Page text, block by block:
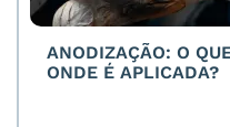
ANODIZAÇÃO: O
ONDE É APLICADA?